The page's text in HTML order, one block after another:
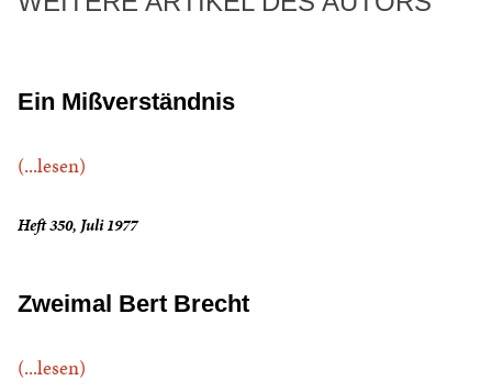
Ein Mißverständnis
(...lesen)
Heft 350, Juli 1977
Zweimal Bert Brecht
(...lesen)